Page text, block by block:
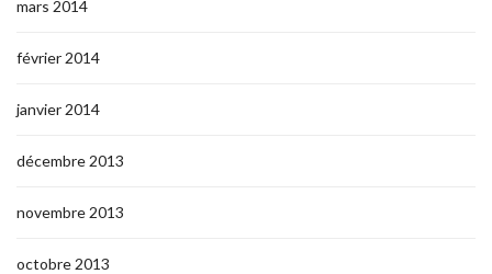
mars 2014
février 2014
janvier 2014
décembre 2013
novembre 2013
octobre 2013